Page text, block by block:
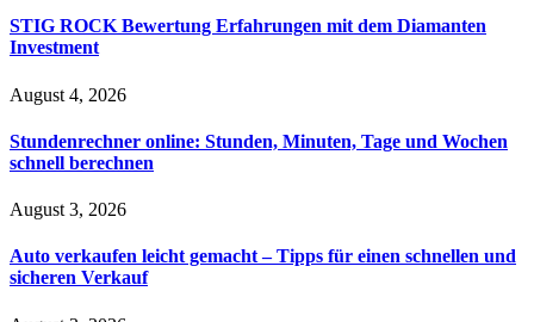
STIG ROCK Bewertung Erfahrungen mit dem Diamanten
Investment
August 4, 2026
Stundenrechner online: Stunden, Minuten, Tage und Wochen
schnell berechnen
August 3, 2026
Auto verkaufen leicht gemacht – Tipps für einen schnellen und
sicheren Verkauf